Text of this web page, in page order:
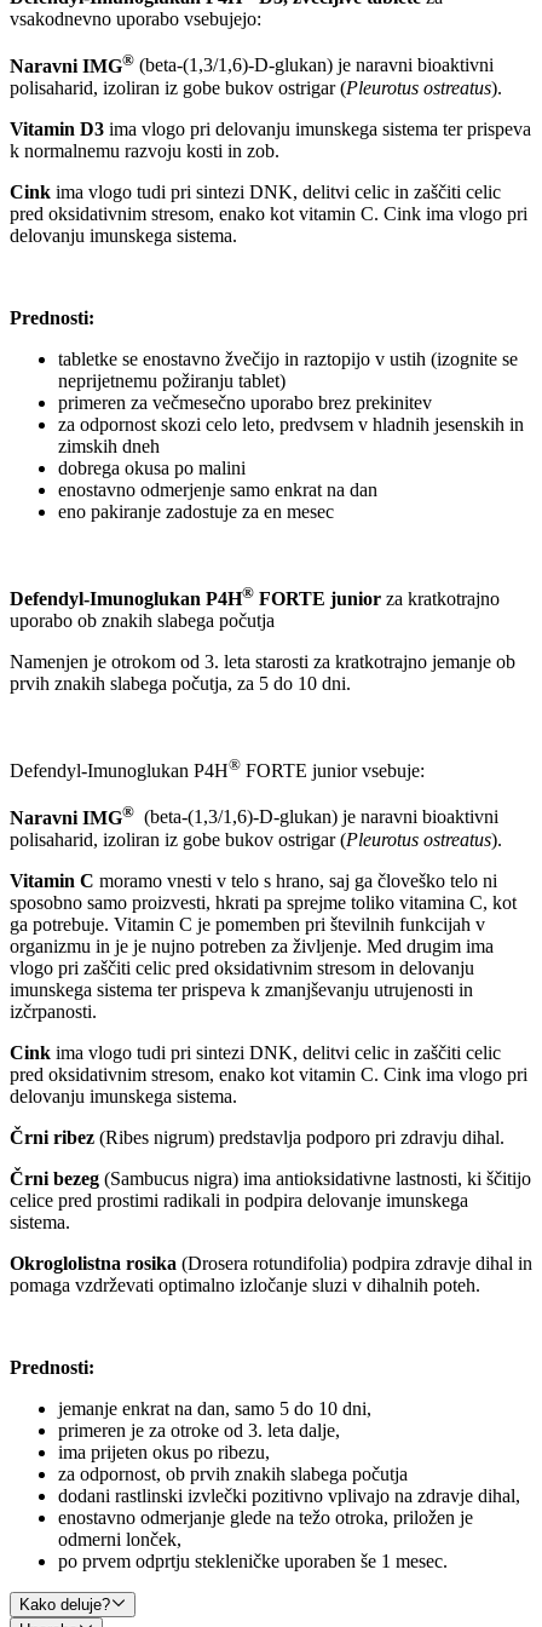
vsakodnevno uporabo vsebujejo:
Naravni IMG® (beta-(1,3/1,6)-D-glukan) je naravni bioaktivni
polisaharid, izoliran iz gobe bukov ostrigar (Pleurotus ostreatus).
Vitamin D3 ima vlogo pri delovanju imunskega sistema ter prispeva
k normalnemu razvoju kosti in zob.
Cink ima vlogo tudi pri sintezi DNK, delitvi celic in zaščiti celic
pred oksidativnim stresom, enako kot vitamin C. Cink ima vlogo pri
delovanju imunskega sistema.
Prednosti:
tabletke se enostavno žvečijo in raztopijo v ustih (izognite se
neprijetnemu požiranju tablet)
primeren za večmesečno uporabo brez prekinitev
za odpornost skozi celo leto, predvsem v hladnih jesenskih in
zimskih dneh
dobrega okusa po malini
enostavno odmerjenje samo enkrat na dan
eno pakiranje zadostuje za en mesec
Defendyl-Imunoglukan P4H® FORTE junior za kratkotrajno
uporabo ob znakih slabega počutja
Namenjen je otrokom od 3. leta starosti za kratkotrajno jemanje ob
prvih znakih slabega počutja, za 5 do 10 dni.
Defendyl-Imunoglukan P4H® FORTE junior vsebuje:
Naravni IMG® (beta-(1,3/1,6)-D-glukan) je naravni bioaktivni
polisaharid, izoliran iz gobe bukov ostrigar (Pleurotus ostreatus).
Vitamin C moramo vnesti v telo s hrano, saj ga človeško telo ni
sposobno samo proizvesti, hkrati pa sprejme toliko vitamina C, kot
ga potrebuje. Vitamin C je pomemben pri številnih funkcijah v
organizmu in je je nujno potreben za življenje. Med drugim ima
vlogo pri zaščiti celic pred oksidativnim stresom in delovanju
imunskega sistema ter prispeva k zmanjševanju utrujenosti in
izčrpanosti.
Cink ima vlogo tudi pri sintezi DNK, delitvi celic in zaščiti celic
pred oksidativnim stresom, enako kot vitamin C. Cink ima vlogo pri
delovanju imunskega sistema.
Črni ribez (Ribes nigrum) predstavlja podporo pri zdravju dihal.
Črni bezeg (Sambucus nigra) ima antioksidativne lastnosti, ki ščitijo
celice pred prostimi radikali in podpira delovanje imunskega
sistema.
Okroglolistna rosika (Drosera rotundifolia) podpira zdravje dihal in
pomaga vzdrževati optimalno izločanje sluzi v dihalnih poteh.
Prednosti:
jemanje enkrat na dan, samo 5 do 10 dni,
primeren je za otroke od 3. leta dalje,
ima prijeten okus po ribezu,
za odpornost, ob prvih znakih slabega počutja
dodani rastlinski izvlečki pozitivno vplivajo na zdravje dihal,
enostavno odmerjanje glede na težo otroka, priložen je
odmerni lonček,
po prvem odprtju stekleničke uporaben še 1 mesec.
Kako deluje?